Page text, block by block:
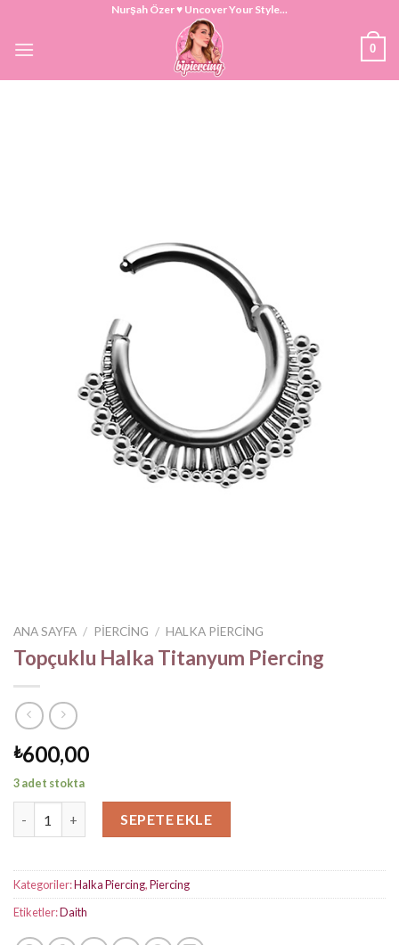
content
Nurşah Özer ♥ Uncover Your Style...
0
ANA SAYFA / PIERCING / HALKA PIERCING
Topçuklu Halka Titanyum Piercing
₺600,00
3 adet stokta
SEPETE EKLE
Kategoriler:Halka Piercing,Piercing
Etiketler:Daith